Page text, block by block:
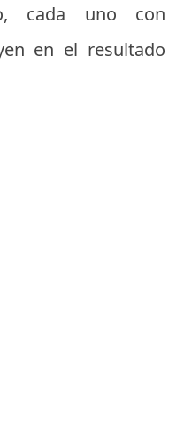
cada uno con
en el resultado